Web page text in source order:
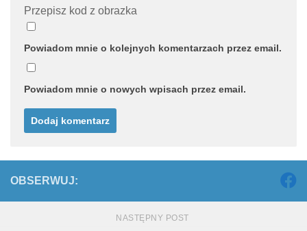
Przepisz kod z obrazka
Powiadom mnie o kolejnych komentarzach przez email.
Powiadom mnie o nowych wpisach przez email.
OBSERWUJ:
NASTĘPNY POST